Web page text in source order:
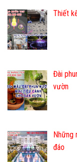
Thiết
Đài
vườn
Những
đáo